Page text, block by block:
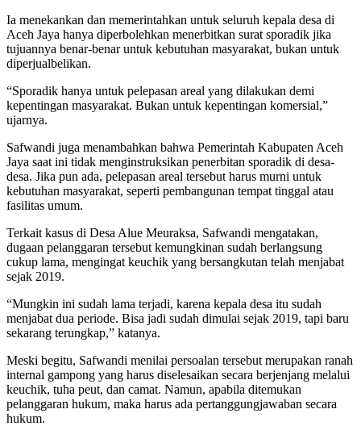
Ia menekankan dan memerintahkan untuk seluruh kepala desa di
Aceh Jaya hanya diperbolehkan menerbitkan surat sporadik jika
tujuannya benar-benar untuk kebutuhan masyarakat, bukan untuk
diperjualbelikan.
“Sporadik hanya untuk pelepasan areal yang dilakukan demi
kepentingan masyarakat. Bukan untuk kepentingan komersial,”
ujarnya.
Safwandi juga menambahkan bahwa Pemerintah Kabupaten Aceh
Jaya saat ini tidak menginstruksikan penerbitan sporadik di desa-
desa. Jika pun ada, pelepasan areal tersebut harus murni untuk
kebutuhan masyarakat, seperti pembangunan tempat tinggal atau
fasilitas umum.
Terkait kasus di Desa Alue Meuraksa, Safwandi mengatakan,
dugaan pelanggaran tersebut kemungkinan sudah berlangsung
cukup lama, mengingat keuchik yang bersangkutan telah menjabat
sejak 2019.
“Mungkin ini sudah lama terjadi, karena kepala desa itu sudah
menjabat dua periode. Bisa jadi sudah dimulai sejak 2019, tapi baru
sekarang terungkap,” katanya.
Meski begitu, Safwandi menilai persoalan tersebut merupakan ranah
internal gampong yang harus diselesaikan secara berjenjang melalui
keuchik, tuha peut, dan camat. Namun, apabila ditemukan
pelanggaran hukum, maka harus ada pertanggungjawaban secara
hukum.